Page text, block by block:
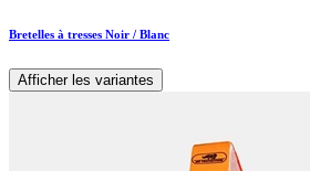
Bretelles à tresses Noir / Blanc
Afficher les variantes